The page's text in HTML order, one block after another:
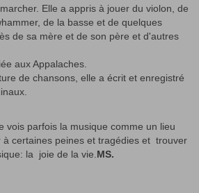
Elle a appris à jouer du violon, de
de la basse et de quelques
de sa mère et de son père et d'autres
aux Appalaches.
de chansons, elle a écrit et enregistré
vois parfois la musique comme un lieu
à certaines peines et tragédies et trouver
la joie de la vie. MS.